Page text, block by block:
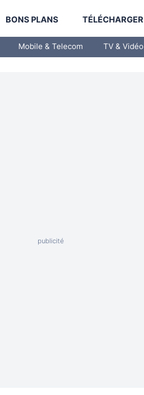
BONS PLANS TÉLÉCHARGER
Mobile & Telecom TV & Vidéo